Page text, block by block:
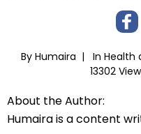
By Humaira | In Health
13302
About the Author:
Humaira is a content